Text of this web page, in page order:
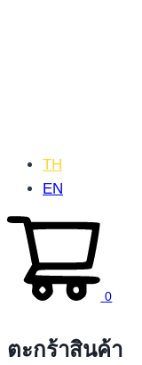
TH
EN
0
ตะกร้าสินค้า